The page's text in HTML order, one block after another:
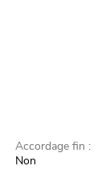
Accordage fin :
Non